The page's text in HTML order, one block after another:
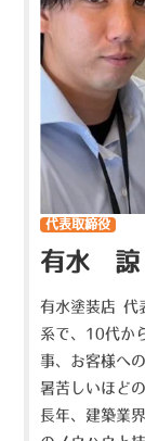
代表取締役
有水 諒
有水塗装店 代
系で、10代か
事、お客様へ
暑苦しいほど
長年、建築業